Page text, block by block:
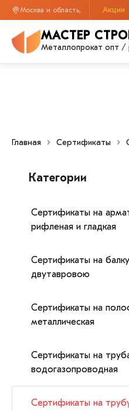
Москва и область, Акции
МАСТЕР
Металлопрокат опт /
Главная Сертификаты
Категории
Сертификаты на
рифленая и гладкая
Сертификаты на балку
двутавровою
Сертификаты на
металлическая
Сертификаты на
водогазопроводная
Сертификаты на